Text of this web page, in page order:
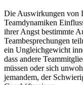
Die Auswirkungen von
Teamdynamiken
ihrer Angst bestimmte
Teambesprechungen
ein Ungleichgewicht
dass andere
müssen oder sich
jemandem, der